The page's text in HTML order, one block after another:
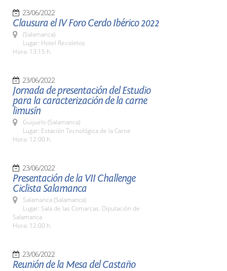
23/06/2022
Clausura el IV Foro Cerdo Ibérico 2022
(Salamanca)
Lugar: Hotel Recoletos
Hora: 13:15 h.
23/06/2022
Jornada de presentación del Estudio
para la caracterización de la carne
limusín
Guijuelo (Salamanca)
Lugar: Estación Tecnológica de la Carne
Hora: 12:00 h.
23/06/2022
Presentación de la VII Challenge
Ciclista Salamanca
Salamanca (Salamanca)
Lugar: Sala de las Comarcas. Diputación de
Salamanca
Hora: 12:00 h.
23/06/2022
Reunión de la Mesa del Castaño